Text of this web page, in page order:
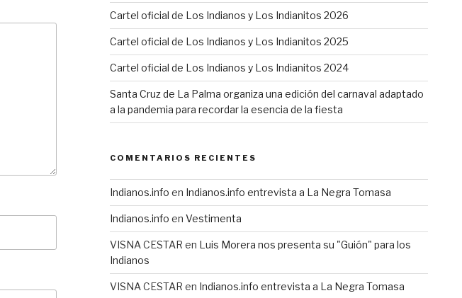
Cartel oficial de Los Indianos y Los Indianitos 2026
Cartel oficial de Los Indianos y Los Indianitos 2025
Cartel oficial de Los Indianos y Los Indianitos 2024
Santa Cruz de La Palma organiza una edición del carnaval adaptado
a la pandemia para recordar la esencia de la fiesta
COMENTARIOS RECIENTES
Indianos.info en Indianos.info entrevista a La Negra Tomasa
Indianos.info en Vestimenta
VISNA CESTAR en Luis Morera nos presenta su "Guión" para los
Indianos
VISNA CESTAR en Indianos.info entrevista a La Negra Tomasa